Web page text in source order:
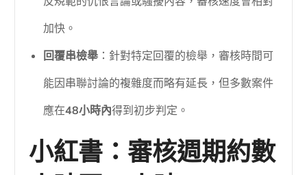
加快。
回覆串檢舉 ：針對特定回覆的檢舉，審核時間可
能因串聯討論的複雜度而略有延長，但多數案件
應在48小時內得到初步判定。
小紅書：審核週期約數